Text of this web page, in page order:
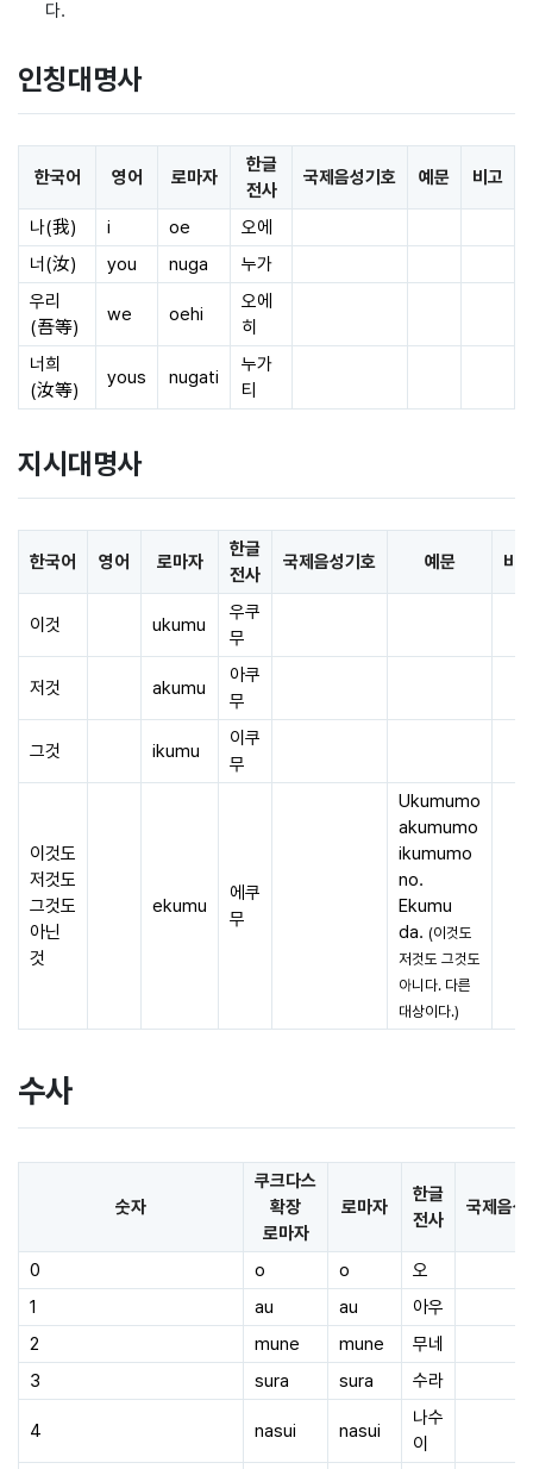
다.
인칭대명사
한국어 영어 로마자
한글
전사
국제음성기호 예문 비고
나(我) i oe
오에
너(汝)
you nuga
누가
우리
(吾等)
we oehi
오에
히
너희
(汝等)
yous nugati
누가
티
지시대명사
한국어 영어 로마자
한글
전사
국제음성기호 예문 비고
이것 ukumu
우쿠
무
저것 akumu
아쿠
무
그것 ikumu
이쿠
무
이것도
저것도
그것도
아닌
것
ekumu
에쿠
무
Ukumumo
akumumo
ikumumo
no.
Ekumu
da. (이것도
저것도 그것도
아니다. 다른
대상이다.)
수사
숫자
쿠크다스
확장
로마자
로마자
한글
전사
국제음성
0 o o
오
1
au au
아우
2
mune mune
무네
3
sura sura 수라
4 nasui nasui
나수
이